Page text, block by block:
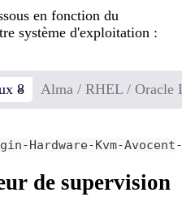
en fonction du
système d'exploitation :
8 Alma / RHEL / Oracle
Hardware-Kvm-Avocent-
de supervision